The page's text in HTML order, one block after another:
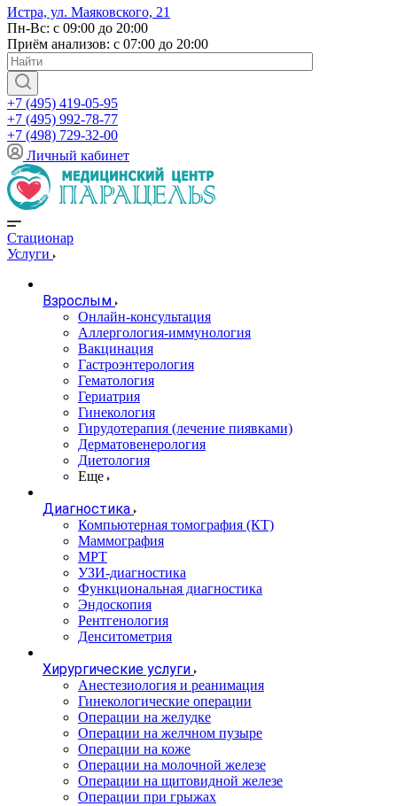
Истра, ул. Маяковского, 21
Пн-Вс: с 09:00 до 20:00
Приём анализов: с 07:00 до 20:00
+7 (495) 419-05-95
+7 (495) 992-78-77
+7 (498) 729-32-00
Личный кабинет
Стационар
Услуги
Взрослым
Онлайн-консультация
Аллергология-иммунология
Вакцинация
Гастроэнтерология
Гематология
Гериатрия
Гинекология
Гирудотерапия (лечение пиявками)
Дерматовенерология
Диетология
Еще
Диагностика
Компьютерная томография (КТ)
Маммография
МРТ
УЗИ-диагностика
Функциональная диагностика
Эндоскопия
Рентгенология
Денситометрия
Хирургические услуги
Анестезиология и реанимация
Гинекологические операции
Операции на желудке
Операции на желчном пузыре
Операции на коже
Операции на молочной железе
Операции на щитовидной железе
Операции при грыжах